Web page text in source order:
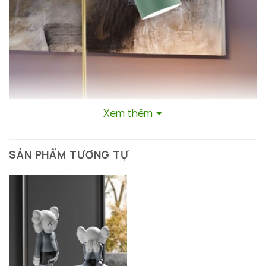
Đèn bàn trang trí decor phòng khách chung cư
Đèn Bàn Đá Cẩm Thạch – Sự Kết Hợp
Hoàn Hảo Giữa Vẻ Đẹp Tự Nhiên Và Công
Nghệ Hiện Đại
Xem thêm
SẢN PHẨM TƯƠNG TỰ